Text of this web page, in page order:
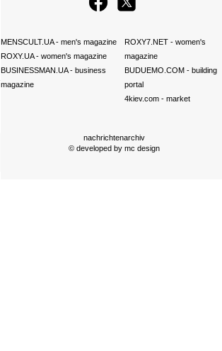
MENSCULT.UA- men's magazine
ROXY.UA- women's magazine
BUSINESSMAN.UA- business
magazine
ROXY7.NET- women's
magazine
BUDUEMO.COM- building
portal
4kiev.com- market
nachrichtenarchiv
© developed by mc design